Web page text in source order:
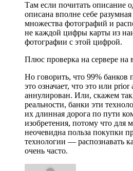
Там если почитать описание
описана вполне себе
множества фотографий и
не каждой цифры карты из
фотографии с этой цифрой.
Плюс проверка на сервере на
Но говорить, что 99%
это означает, что это или prior
аннулирован. Или, скажем
реальности, банки эти
их длинная дорога по пути
изобретения, потому что для
неочевидна польза покупки
технологии — распознавать
очень часто.